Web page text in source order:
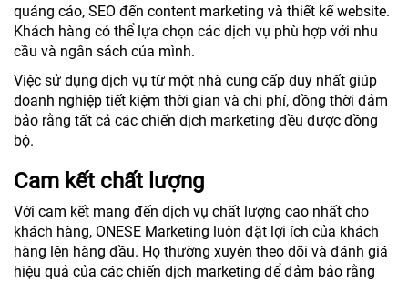
quảng cáo, SEO đến content marketing và thiết kế website.
Khách hàng có thể lựa chọn các dịch vụ phù hợp với nhu
cầu và ngân sách của mình.
Việc sử dụng dịch vụ từ một nhà cung cấp duy nhất giúp
doanh nghiệp tiết kiệm thời gian và chi phí, đồng thời đảm
bảo rằng tất cả các chiến dịch marketing đều được đồng
bộ.
Cam kết chất lượng
Với cam kết mang đến dịch vụ chất lượng cao nhất cho
khách hàng, ONESE Marketing luôn đặt lợi ích của khách
hàng lên hàng đầu. Họ thường xuyên theo dõi và đánh giá
hiệu quả của các chiến dịch marketing để đảm bảo rằng